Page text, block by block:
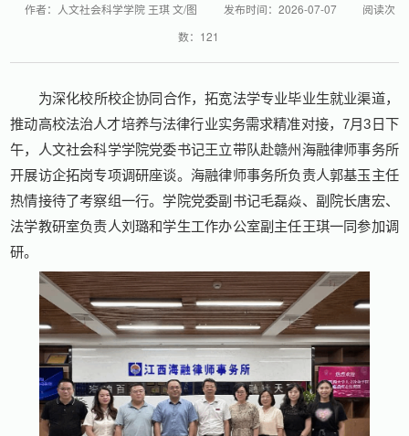
作者：人文社会科学学院 王琪 文/图 发布时间：2026-07-07
阅读次
数： 121
为深化校所校企协同合作，拓宽法学专业毕业生就业渠道，
推动高校法治人才培养与法律行业实务需求精准对接，7月3日下
午，人文社会科学学院党委书记王立带队赴赣州海融律师事务所
开展访企拓岗专项调研座谈。海融律师事务所负责人郭基玉主任
热情接待了考察组一行。学院党委副书记毛磊焱、副院长唐宏、
法学教研室负责人刘璐和学生工作办公室副主任王琪一同参加调
研。